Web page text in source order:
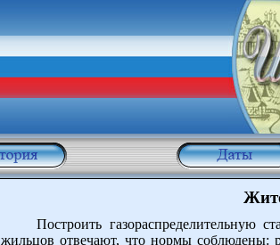
Построить газораспределительную
жильцов отвечают, что нормы соблюдены: